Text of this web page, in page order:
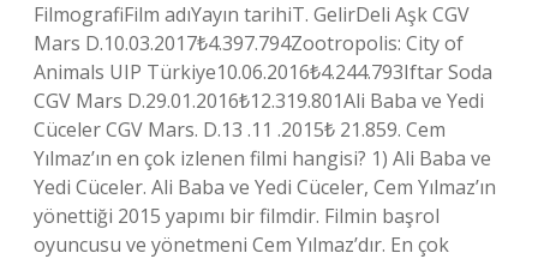
FilmografiFilm adıYayın tarihiT. GelirDeli Aşk CGV
Mars D.10.03.2017₺4.397.794Zootropolis: City of
Animals UIP Türkiye10.06.2016₺4.244.793Iftar Soda
CGV Mars D.29.01.2016₺12.319.801Ali Baba ve Yedi
Cüceler CGV Mars. D.13 .11 .2015₺ 21.859. Cem
Yılmaz’ın en çok izlenen filmi hangisi? 1) Ali Baba ve
Yedi Cüceler. Ali Baba ve Yedi Cüceler, Cem Yılmaz’ın
yönettiği 2015 yapımı bir filmdir. Filmin başrol
oyuncusu ve yönetmeni Cem Yılmaz’dır. En çok